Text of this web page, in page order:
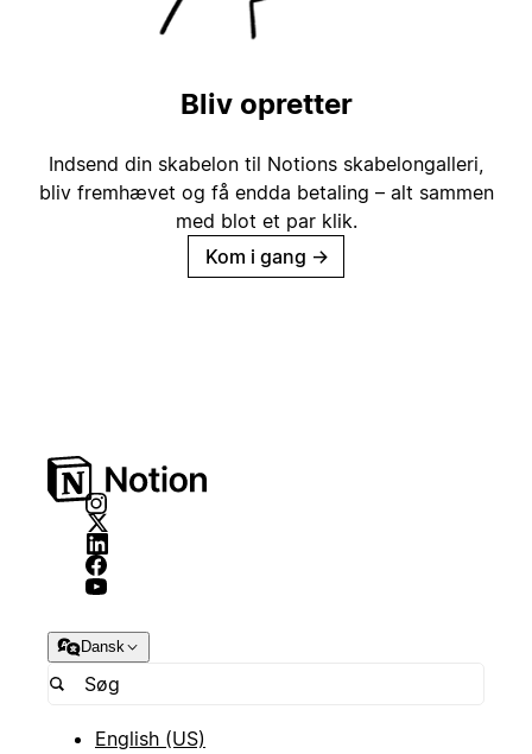
Bliv opretter
Indsend din skabelon til Notions skabelongalleri,
bliv fremhævet og få endda betaling – alt sammen
med blot et par klik.
Kom i gang →
Dansk
English (US)